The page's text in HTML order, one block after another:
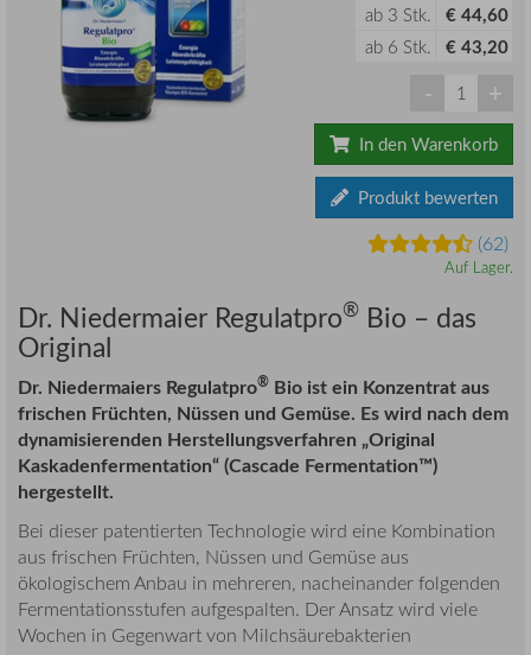
ab 3 Stk. € 44,60
ab 6 Stk. € 43,20
- +
In den Warenkorb
Produkt bewerten
(62)
Auf Lager.
Dr. Niedermaier Regulatpro® Bio – das
Original
Dr. Niedermaiers Regulatpro® Bio ist ein Konzentrat aus
frischen Früchten, Nüssen und Gemüse. Es wird nach dem
dynamisierenden Herstellungsverfahren „Original
Kaskadenfermentation“ (Cascade Fermentation™)
hergestellt.
Bei dieser patentierten Technologie wird eine Kombination
aus frischen Früchten, Nüssen und Gemüse aus
ökologischem Anbau in mehreren, nacheinander folgenden
Fermentationsstufen aufgespalten. Der Ansatz wird viele
Wochen in Gegenwart von Milchsäurebakterien